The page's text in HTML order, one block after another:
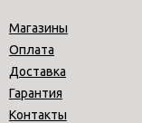
Магазины
Оплата
Доставка
Гарантия
Контакты